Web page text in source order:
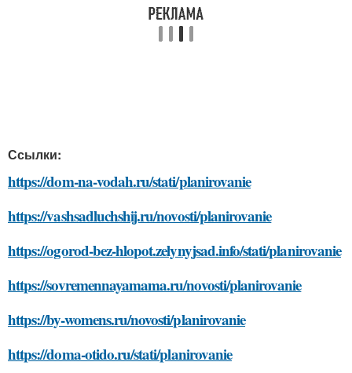
Ссылки:
https://dom-na-vodah.ru/stati/planirovanie
https://vashsadluchshij.ru/novosti/planirovanie
https://ogorod-bez-hlopot.zelynyjsad.info/stati/planirovanie
https://sovremennayamama.ru/novosti/planirovanie
https://by-womens.ru/novosti/planirovanie
https://doma-otido.ru/stati/planirovanie